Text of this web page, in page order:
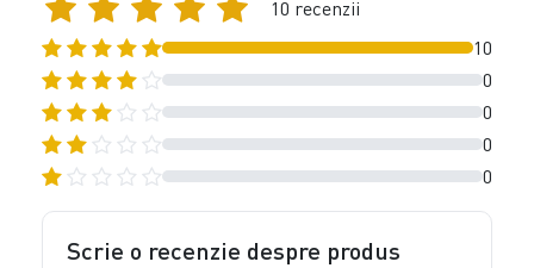
10
0
0
0
0
10 recenzii
Scrie o recenzie despre produs